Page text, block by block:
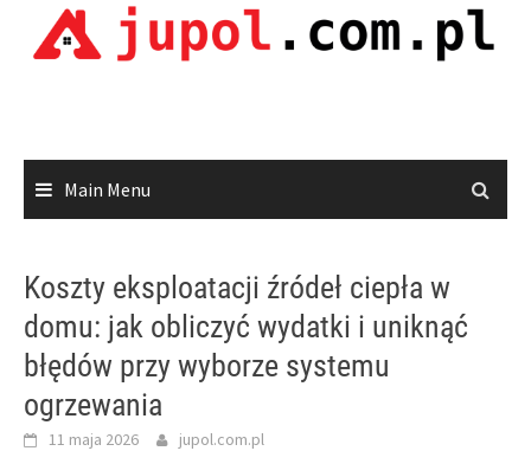
Main Menu
Koszty eksploatacji źródeł ciepła w
domu: jak obliczyć wydatki i uniknąć
błędów przy wyborze systemu
ogrzewania
11 maja 2026 jupol.com.pl